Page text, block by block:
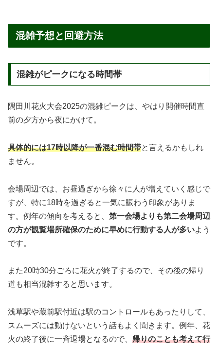
混雑予想と回避方法
混雑がピークになる時間帯
隅田川花火大会2025の混雑ピークは、やはり開催時間直
前の夕方から夜にかけて。
具体的には17時以降が一番混む時間帯と言えるかもしれ
ません。
会場周辺では、お昼過ぎから徐々に人が増えていく感じで
すが、特に18時を過ぎると一気に賑わう印象がありま
す。例年の傾向を考えると、 第一会場よりも第二会場周辺
の方が観覧場所確保のために早めに行動する人が多いよう
です。
また20時30分ごろに花火が終了するので、その後の帰り
道も相当混雑すると思います。
浅草駅や蔵前駅付近は駅のコントロールもあったりして、
スムーズには動けないという話もよく聞きます。例年、花
火の終了後に一斉退場となるので、 帰りのことも考えて行